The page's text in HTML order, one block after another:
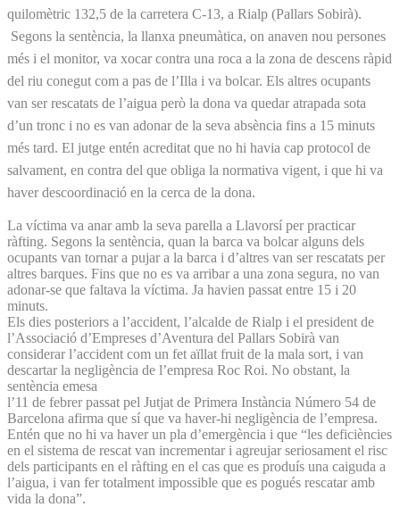
quilomètric 132,5 de la carretera C-13, a Rialp (Pallars Sobirà).
Segons la sentència, la llanxa pneumàtica, on anaven nou persones
més i el monitor, va xocar contra una roca a la zona de descens ràpid
del riu conegut com a pas de l’Illa i va bolcar. Els altres ocupants
van ser rescatats de l’aigua però la dona va quedar atrapada sota
d’un tronc i no es van adonar de la seva absència fins a 15 minuts
més tard. El jutge entén acreditat que no hi havia cap protocol de
salvament, en contra del que obliga la normativa vigent, i que hi va
haver descoordinació en la cerca de la dona.
La víctima va anar amb la seva parella a Llavorsí per practicar
ràfting. Segons la sentència, quan la barca va bolcar alguns dels
ocupants van tornar a pujar a la barca i d’altres van ser rescatats per
altres barques. Fins que no es va arribar a una zona segura, no van
adonar-se que faltava la víctima. Ja havien passat entre 15 i 20
minuts.
Els dies posteriors a l’accident, l’alcalde de Rialp i el president de
l’Associació d’Empreses d’Aventura del Pallars Sobirà van
considerar l’accident com un fet aïllat fruit de la mala sort, i van
descartar la negligència de l’empresa Roc Roi. No obstant, la
sentència emesa
l’11 de febrer passat pel Jutjat de Primera Instància Número 54 de
Barcelona afirma que sí que va haver-hi negligència de l’empresa.
Entén que no hi va haver un pla d’emergència i que “les deficiències
en el sistema de rescat van incrementar i agreujar seriosament el risc
dels participants en el ràfting en el cas que es produís una caiguda a
l’aigua, i van fer totalment impossible que es pogués rescatar amb
vida la dona”.